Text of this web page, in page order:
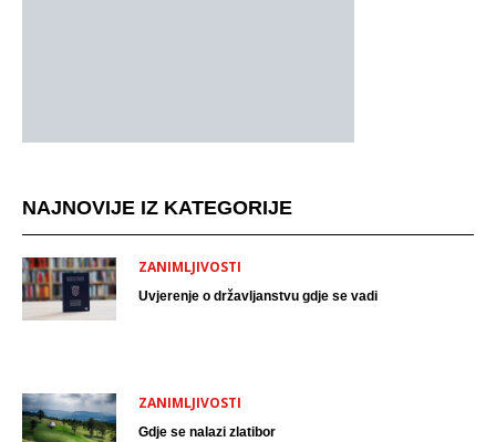
NAJNOVIJE IZ KATEGORIJE
ZANIMLJIVOSTI
Uvjerenje o državljanstvu gdje se vadi
ZANIMLJIVOSTI
Gdje se nalazi zlatibor